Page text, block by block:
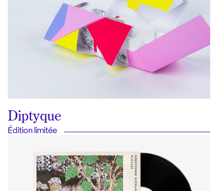
Diptyque
Édition limitée